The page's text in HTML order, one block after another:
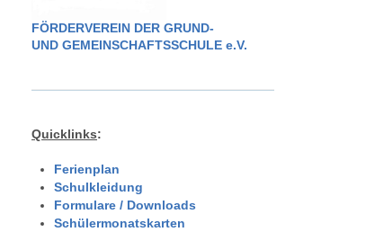
FÖRDERVEREIN DER GRUND-
UND GEMEINSCHAFTSSCHULE e.V.
Quicklinks:
Ferienplan
Schulkleidung
Formulare / Downloads
Schülermonatskarten